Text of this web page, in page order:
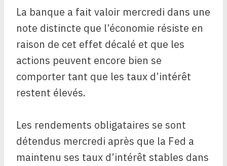
La banque a fait valoir mercredi dans une
note distincte que l’économie résiste en
raison de cet effet décalé et que les
actions peuvent encore bien se
comporter tant que les taux d’intérêt
restent élevés.
Les rendements obligataires se sont
détendus mercredi après que la Fed a
maintenu ses taux d’intérêt stables dans